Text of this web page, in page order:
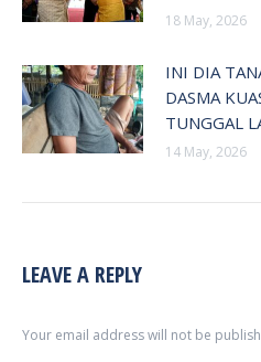
18 May, 2026
INI DIA
DASMA
TUNGGAL
14 May, 2026
LEAVE A REPLY
Your email address will not be